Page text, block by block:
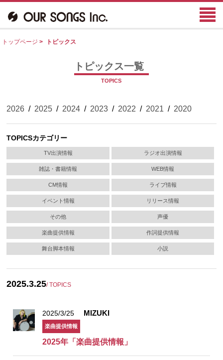
トップページ > トピックス
トピックス一覧
TOPICS
2026 / 2025 / 2024 / 2023 / 2022 / 2021 / 2020
TOPICSカテゴリー
TV出演情報 ラジオ出演情報
雑誌・書籍情報 WEB情報
CM情報 ライブ情報
イベント情報 リリース情報
その他 声優
楽曲提供情報 作詞提供情報
舞台脚本情報 小説
2025.3.25/ TOPICS
2025/3/25 MIZUKI
楽曲提供情報
2025年「楽曲提供情報」